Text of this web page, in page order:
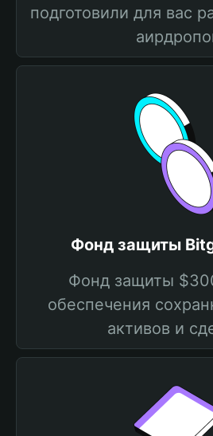
подготовили для вас
Фонд защиты
Фонд защиты
обеспечения
активов и